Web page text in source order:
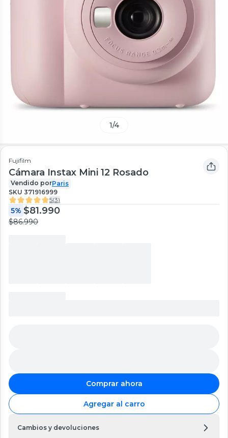
1/4
Fujifilm
Cámara Instax Mini 12 Rosado
Vendido porParis
SKU 371916999
5(3)
5% $81.990
$86.990
Comprar ahora
Agregar al carro
Cambios y devoluciones